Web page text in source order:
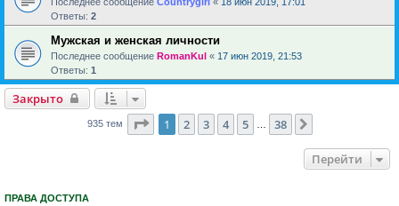
Ответы: 2
Мужская и женская личности
Последнее сообщение RomanKul « 17 июн 2019, 21:53
Ответы: 1
Закрыто
935 тем Страница из 38
1 2 3 4 5 38
Перейти
ПРАВА ДОСТУПА